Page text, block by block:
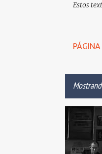
Estos
PÁGINA
E
n
t